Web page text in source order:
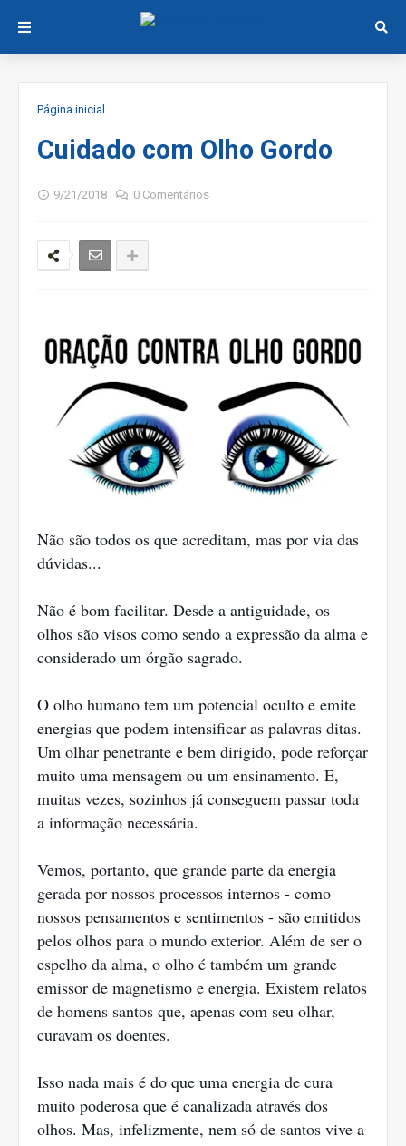
Página inicial
Cuidado com Olho Gordo
9/21/2018 0 Comentários
Não são todos os que acreditam, mas por via das
dúvidas...
Não é bom facilitar. Desde a antiguidade, os
olhos são visos como sendo a expressão da alma e
considerado um órgão sagrado.
O olho humano tem um potencial oculto e emite
energias que podem intensificar as palavras ditas.
Um olhar penetrante e bem dirigido, pode reforçar
muito uma mensagem ou um ensinamento. E,
muitas vezes, sozinhos já conseguem passar toda
a informação necessária.
Vemos, portanto, que grande parte da energia
gerada por nossos processos internos - como
nossos pensamentos e sentimentos - são emitidos
pelos olhos para o mundo exterior. Além de ser o
espelho da alma, o olho é também um grande
emissor de magnetismo e energia. Existem relatos
de homens santos que, apenas com seu olhar,
curavam os doentes.
Isso nada mais é do que uma energia de cura
muito poderosa que é canalizada através dos
olhos. Mas, infelizmente, nem só de santos vive a